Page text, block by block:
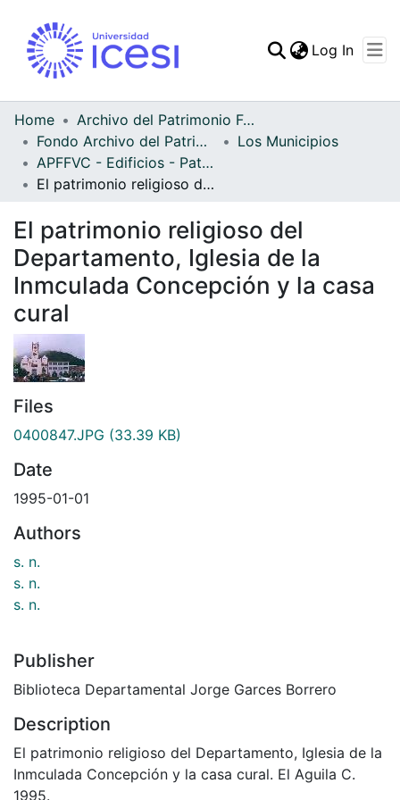
Statistics
Log In
Home
Archivo del Patrimonio Fotográfico y Fílmico del Valle del Cauca
Fondo Archivo del Patrimonio Fotográfico y Fílmico del Valle del Cauca
Los Municipios
APFFVC - Edificios - Patrimonial
El patrimonio religioso del Departamento, Iglesia de la Inmculada Concepción y la casa cural
El patrimonio religioso del
Departamento, Iglesia de la
Inmculada Concepción y la casa
cural
Files
0400847.JPG (33.39 KB)
Date
1995-01-01
Authors
s. n.
s. n.
s. n.
Publisher
Biblioteca Departamental Jorge Garces Borrero
Description
El patrimonio religioso del Departamento, Iglesia de la
Inmculada Concepción y la casa cural. El Aguila C.
1995.